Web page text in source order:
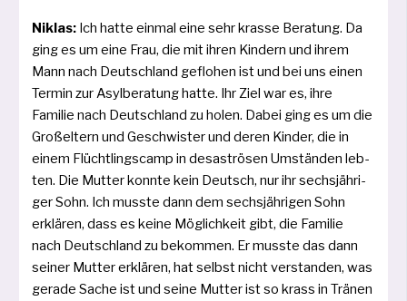
Niklas: Ich hat­te ein­mal eine sehr kras­se Beratung. Da
ging es um eine Frau, die mit ihren Kindern und ihrem
Mann nach Deutschland geflo­hen ist und bei uns einen
Termin zur Asylberatung hat­te. Ihr Ziel war es, ihre
Familie nach Deutschland zu holen. Dabei ging es um die
Großeltern und Geschwister und deren Kinder, die in
einem Flüchtlingscamp in desas­trö­sen Umständen leb­
ten. Die Mutter konn­te kein Deutsch, nur ihr sechs­jäh­ri­
ger Sohn. Ich muss­te dann dem sechs­jäh­ri­gen Sohn
erklä­ren, dass es kei­ne Möglichkeit gibt, die Familie
nach Deutschland zu bekom­men. Er muss­te das dann
sei­ner Mutter erklä­ren, hat selbst nicht ver­stan­den, was
gera­de Sache ist und sei­ne Mutter ist so krass in Tränen